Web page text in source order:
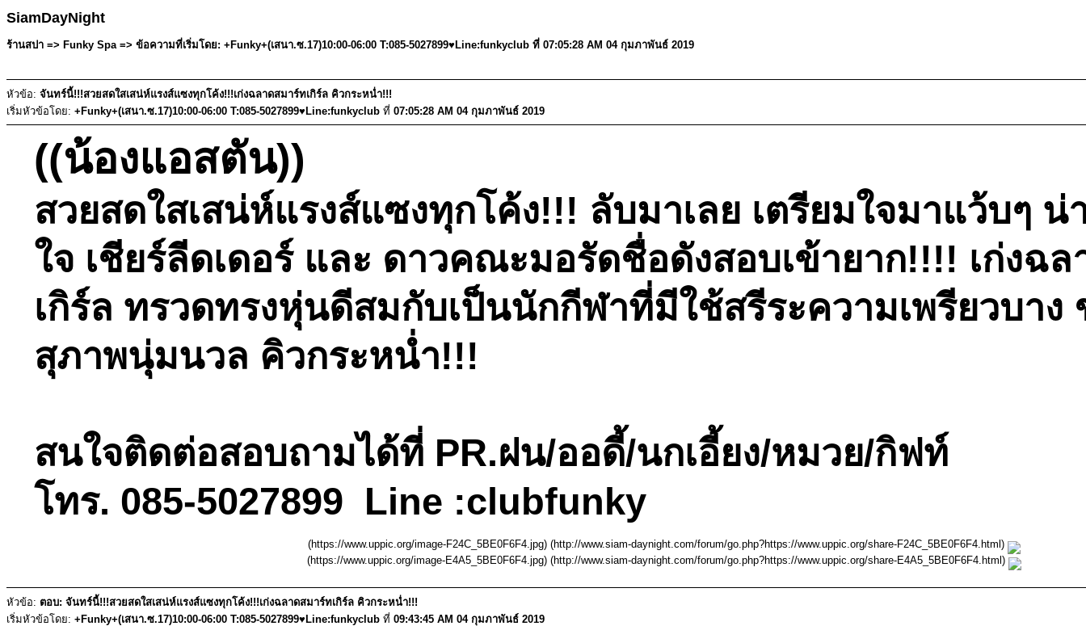
SiamDayNight
ร้านสปา => Funky Spa => ข้อความที่เริ่มโดย: +Funky+(เสนา.ซ.17)10:00-06:00 T:085-5027899♥Line:funkyclub ที่ 07:05:28 AM 04 กุมภาพันธ์ 2019
หัวข้อ: จันทร์นี้!!!สวยสดใสเสน่ห์แรงส์แซงทุกโค้ง!!!เก่งฉลาดสมาร์ทเกิร์ล คิวกระหน่ำ!!!
เริ่มหัวข้อโดย: +Funky+(เสนา.ซ.17)10:00-06:00 T:085-5027899♥Line:funkyclub ที่ 07:05:28 AM 04 กุมภาพันธ์ 2019
((น้องแอสตัน))
สวยสดใสเสน่ห์แรงส์แซงทุกโค้ง!!! ลับมาเลย เตรียมใจมาแว้บๆ น่
ใจ เชียร์ลีดเดอร์ และ ดาวคณะมอรัดชื่อดังสอบเข้ายาก!!!! เก่งฉ
เกิร์ล ทรวดทรงหุ่นดีสมกับเป็นนักกีฬาที่มีใช้สรีระความเพรียวบาง
สุภาพนุ่มนวล คิวกระหน่ำ!!!
สนใจติดต่อสอบถามได้ที่ PR.ฝน/ออดี้/นกเอี้ยง/หมวย/กิฟท์
โทร. 085-5027899 Line :clubfunky
(https://www.uppic.org/image-F24C_5BE0F6F4.jpg) (http://www.siam-daynight.com/forum/go.php?https://www.uppic.org/share-F24C_5BE0F6F4.html)
(https://www.uppic.org/image-E4A5_5BE0F6F4.jpg) (http://www.siam-daynight.com/forum/go.php?https://www.uppic.org/share-E4A5_5BE0F6F4.html)
หัวข้อ: ตอบ: จันทร์นี้!!!สวยสดใสเสน่ห์แรงส์แซงทุกโค้ง!!!เก่งฉลาดสมาร์ทเกิร์ล คิวกระหน่ำ!!!
เริ่มหัวข้อโดย: +Funky+(เสนา.ซ.17)10:00-06:00 T:085-5027899♥Line:funkyclub ที่ 09:43:45 AM 04 กุมภาพันธ์ 2019